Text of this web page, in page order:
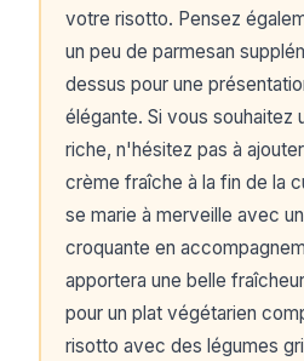
votre risotto. Pensez
un peu de parmesan
dessus pour une
élégante. Si vous souhaitez
riche, n'hésitez pas à
crème fraîche à la fin de la
se marie à merveille avec
croquante en
apportera une belle
pour un plat végétarien
risotto avec des légumes